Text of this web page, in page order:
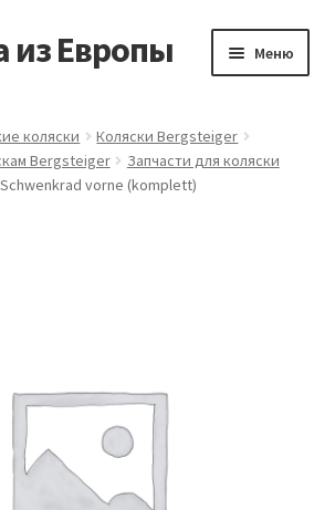
из Европы Меню
коляски
Коляски Bergsteiger
Bergsteiger
Запчасти для коляски
Schwenkrad vorne (komplett)